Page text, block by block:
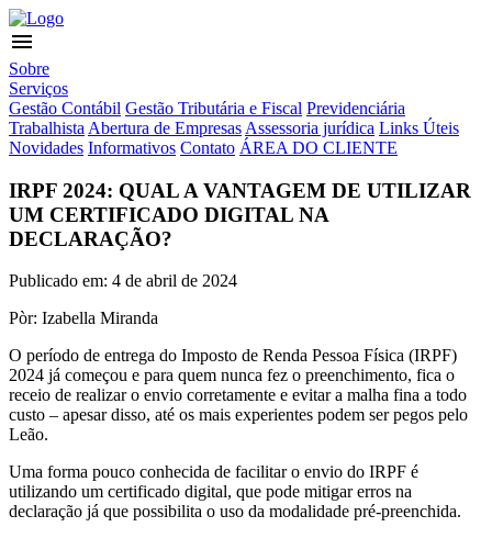
menu
Sobre
Serviços
Gestão Contábil Gestão Tributária e Fiscal Previdenciária
Trabalhista Abertura de Empresas Assessoria jurídica Links Úteis
Novidades Informativos Contato ÁREA DO CLIENTE
IRPF 2024: QUAL A VANTAGEM DE UTILIZAR
UM CERTIFICADO DIGITAL NA
DECLARAÇÃO?
Publicado em: 4 de abril de 2024
Pòr: Izabella Miranda
O período de entrega do Imposto de Renda Pessoa Física (IRPF)
2024 já começou e para quem nunca fez o preenchimento, fica o
receio de realizar o envio corretamente e evitar a malha fina a todo
custo – apesar disso, até os mais experientes podem ser pegos pelo
Leão.
Uma forma pouco conhecida de facilitar o envio do IRPF é
utilizando um certificado digital, que pode mitigar erros na
declaração já que possibilita o uso da modalidade pré-preenchida.